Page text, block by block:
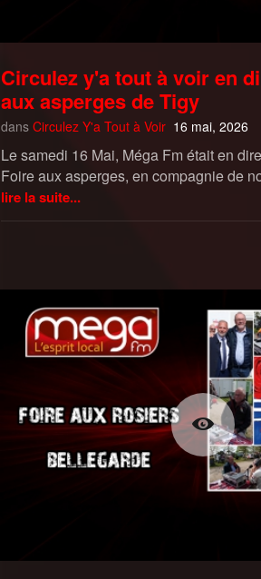
Circulez y'a tout à voir en
aux asperges de Tigy
dans Circulez Y'a Tout à Voir 16 mai, 2026
Le samedi 16 Mai, Méga Fm était en
Foire aux asperges, en compagnie de
lire la suite...